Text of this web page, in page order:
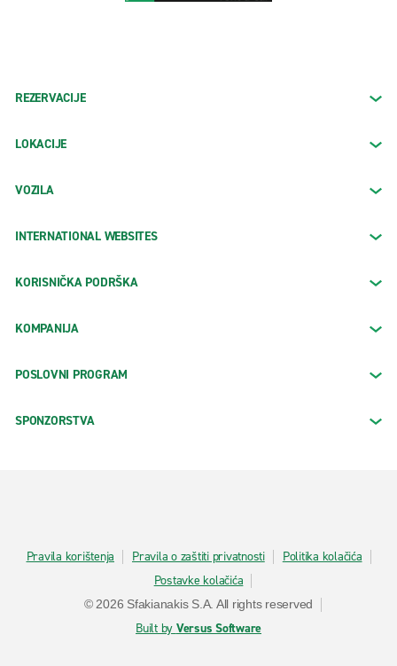
REZERVACIJE
LOKACIJE
VOZILA
INTERNATIONAL WEBSITES
KORISNIČKA PODRŠKA
KOMPANIJA
POSLOVNI PROGRAM
SPONZORSTVA
Pravila korištenja Pravila o zaštiti privatnosti
Politika kolačića
Postavke kolačića
© 2026 Sfakianakis S.A. All rights reserved
Built by Versus Software